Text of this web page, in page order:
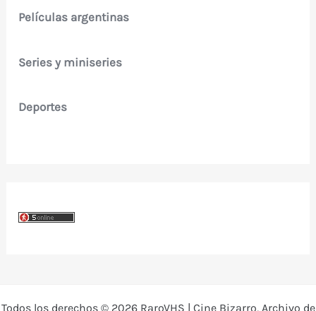
Películas argentinas
Series y miniseries
Deportes
Todos los derechos © 2026 RaroVHS | Cine Bizarro, Archivo de